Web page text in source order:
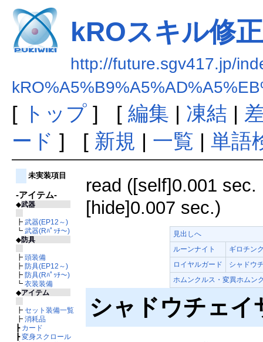
kROスキル修
http://future.sgv417.jp/
[ トップ] [ 編集 | 凍結 |
ード ] [ 新規 | 一覧 | 単語
未実装項目
-アイテム-
◆武器
┣ 武器(EP12～)
┗ 武器(Rﾊﾟｯﾁ～)
◆防具
┣ 頭装備
┣ 防具(EP12～)
┣ 防具(Rﾊﾟｯﾁ～)
┗ 衣装装備
◆アイテム
┣ セット装備一覧
┣ 消耗品
┣ カード
┣変身スクロール
read ([self]0.001
[hide]0.007 sec.)
見出しへ
ルーンナイト
ギロチン
ロイヤルガード
シャドウ
ホムンクルス・変異ホムン
シャドウチェ